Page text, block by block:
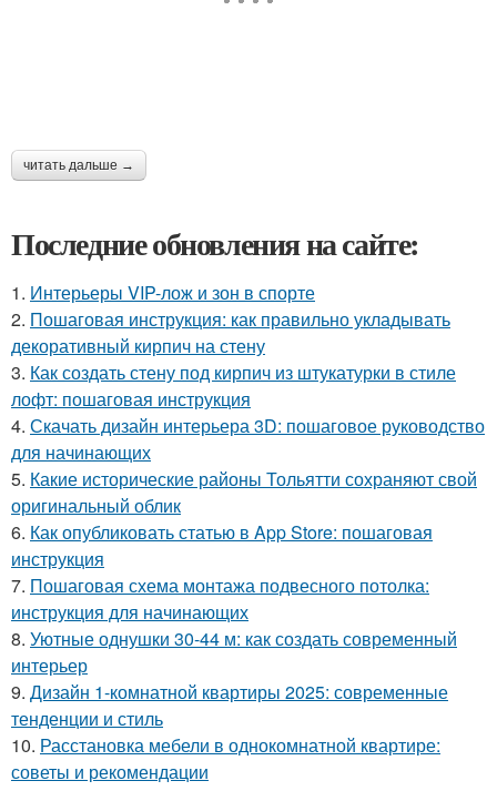
читать дальше →
Последние обновления на сайте:
1. Интерьеры VIP-лож и зон в спорте
2. Пошаговая инструкция: как правильно укладывать
декоративный кирпич на стену
3. Как создать стену под кирпич из штукатурки в стиле
лофт: пошаговая инструкция
4. Скачать дизайн интерьера 3D: пошаговое руководство
для начинающих
5. Какие исторические районы Тольятти сохраняют свой
оригинальный облик
6. Как опубликовать статью в App Store: пошаговая
инструкция
7. Пошаговая схема монтажа подвесного потолка:
инструкция для начинающих
8. Уютные однушки 30-44 м: как создать современный
интерьер
9. Дизайн 1-комнатной квартиры 2025: современные
тенденции и стиль
10. Расстановка мебели в однокомнатной квартире:
советы и рекомендации